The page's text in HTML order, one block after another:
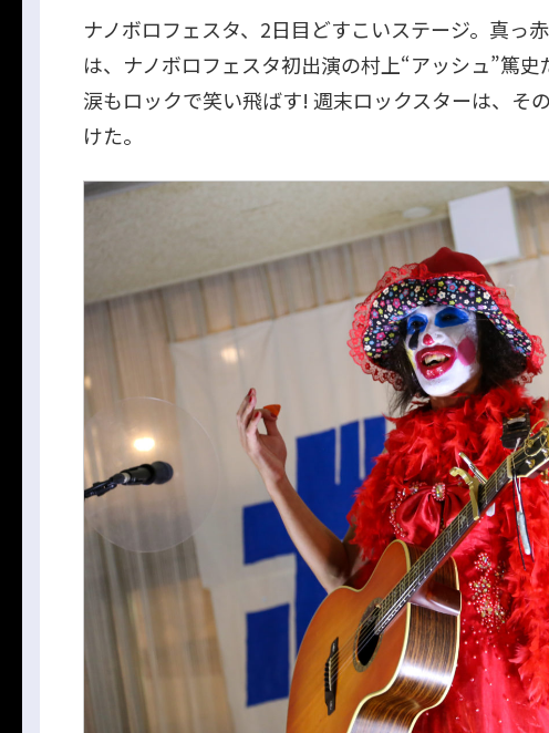
ナノボロフェスタ、2日目どすこいステージ。真っ
は、ナノボロフェスタ初出演の村上“アッシュ”篤史
涙もロックで笑い飛ばす! 週末ロックスターは、そ
けた。